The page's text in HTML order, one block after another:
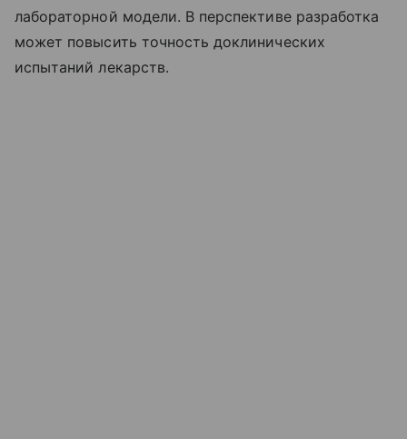
лабораторной модели. В перспективе разработка
может повысить точность доклинических
испытаний лекарств.